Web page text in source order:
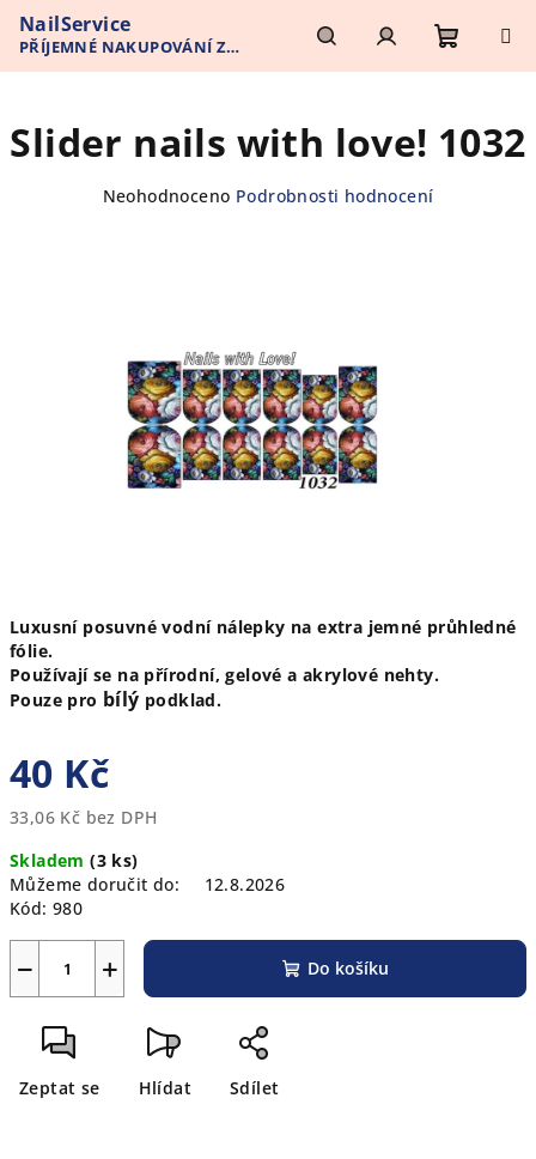
obsah
NailService
PŘÍJEMNÉ NAKUPOVÁNÍ Z
POHODLÍ VAŠEHO DOMOVA
HledatPřihlášení
košík
Luxusní posuvné vodní nálepky na extra jemné průhledné
fólie.
Používají se na přírodní, gelové a akrylové nehty.
Pouze pro bílý podklad.
40 Kč
33,06 Kč bez DPH
cena:
Skladem(3 ks)
Můžeme doručit do:
12.8.2026
Kód: 980
+
− Do košíku
Zeptat se Hlídat Sdílet
Slider nails with love! 1032
Průměrné
hvězdiček.
Neohodnoceno Podrobnosti hodnocení